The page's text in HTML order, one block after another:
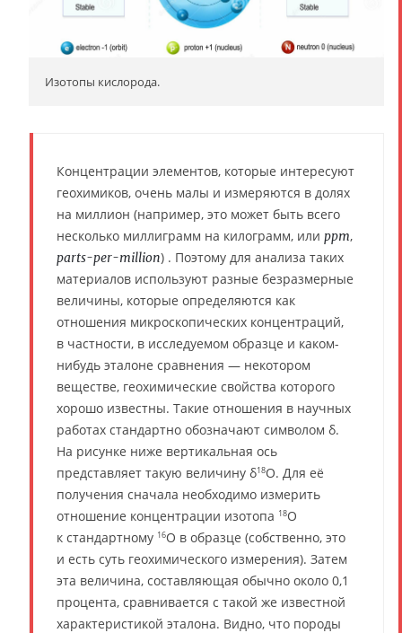
Изотопы кислорода.
Концентрации элементов, которые интересуют
геохимиков, очень малы и измеряются в долях
на миллион (например, это может быть всего
несколько миллиграмм на килограмм, или ppm,
parts-per-million) . Поэтому для анализа таких
материалов используют разные безразмерные
величины, которые определяются как
отношения микроскопических концентраций,
в частности, в исследуемом образце и каком-
нибудь эталоне сравнения — некотором
веществе, геохимические свойства которого
хорошо известны. Такие отношения в научных
работах стандартно обозначают символом δ.
На рисунке ниже вертикальная ось
представляет такую величину δ18O. Для её
получения сначала необходимо измерить
отношение концентрации изотопа 18O
к стандартному 16O в образце (собственно, это
и есть суть геохимического измерения). Затем
эта величина, составляющая обычно около 0,1
процента, сравнивается с такой же известной
характеристикой эталона. Видно, что породы